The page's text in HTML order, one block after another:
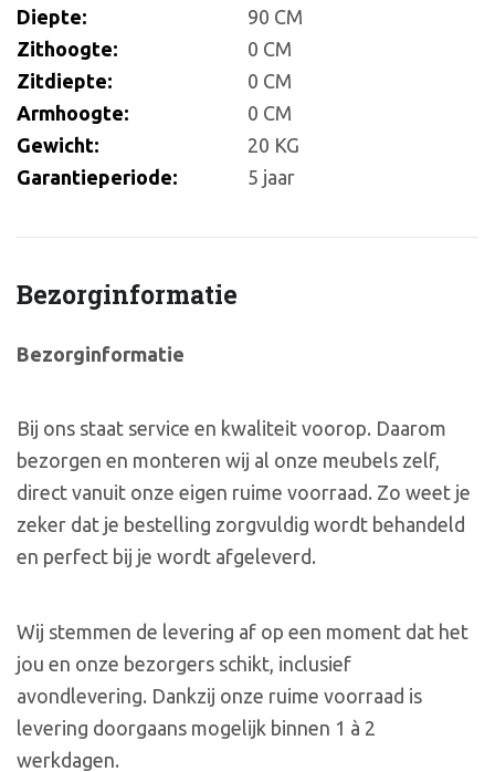
Diepte:
90 CM
Zithoogte:
0 CM
Zitdiepte:
0 CM
Armhoogte:
0 CM
Gewicht:
20 KG
Garantieperiode:
5 jaar
Bezorginformatie
Bezorginformatie
Bij ons staat service en kwaliteit voorop. Daarom
bezorgen en monteren wij al onze meubels zelf,
direct vanuit onze eigen ruime voorraad. Zo weet je
zeker dat je bestelling zorgvuldig wordt behandeld
en perfect bij je wordt afgeleverd.
Wij stemmen de levering af op een moment dat het
jou en onze bezorgers schikt, inclusief
avondlevering. Dankzij onze ruime voorraad is
levering doorgaans mogelijk binnen 1 à 2
werkdagen.